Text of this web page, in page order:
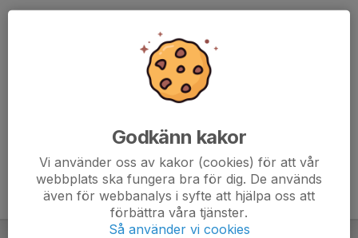
Godkänn kakor
Vi använder oss av kakor (cookies) för att vår
webbplats ska fungera bra för dig. De används
även för webbanalys i syfte att hjälpa oss att
förbättra våra tjänster.
Så använder vi cookies